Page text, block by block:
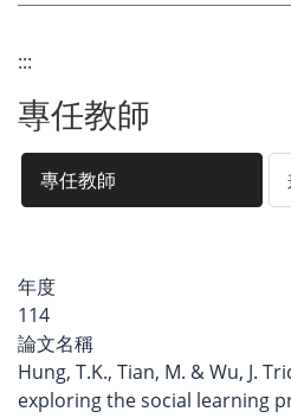
:::
專任教師
專任教師
年度
114
論文名稱
Hung, T.K., Tian, M. & Wu, J.
exploring the social learning